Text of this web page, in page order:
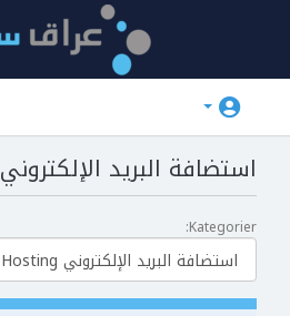
استضافة البريد الإلكتروني Email Hosting
Kategorier: